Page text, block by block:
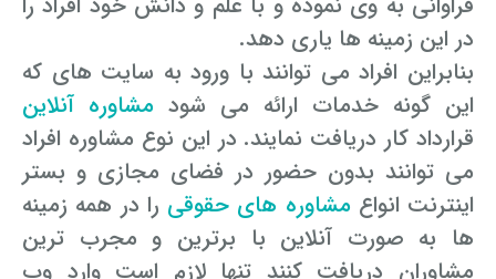
در این زمینه ها یاری دهد.
بنابراین افراد می توانند با ورود به سایت های که
این گونه خدمات ارائه می شود مشاوره آنلاین
قرارداد کار دریافت نمایند. در این نوع مشاوره افراد
می توانند بدون حضور در فضای مجازی و بستر
اینترنت انواع مشاوره های حقوقی را در همه زمینه
ها به صورت آنلاین با برترین و مجرب ترین
مشاوران دریافت کنند تنها لازم است وارد وب